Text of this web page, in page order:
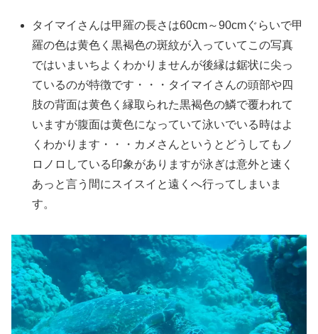
タイマイさんは甲羅の長さは60cm～90cmぐらいで甲
羅の色は黄色く黒褐色の斑紋が入っていてこの写真
ではいまいちよくわかりませんが後縁は鋸状に尖っ
ているのが特徴です・・・タイマイさんの頭部や四
肢の背面は黄色く縁取られた黒褐色の鱗で覆われて
いますが腹面は黄色になっていて泳いでいる時はよ
くわかります・・・カメさんというとどうしてもノ
ロノロしている印象がありますが泳ぎは意外と速く
あっと言う間にスイスイと遠くへ行ってしまいま
す。